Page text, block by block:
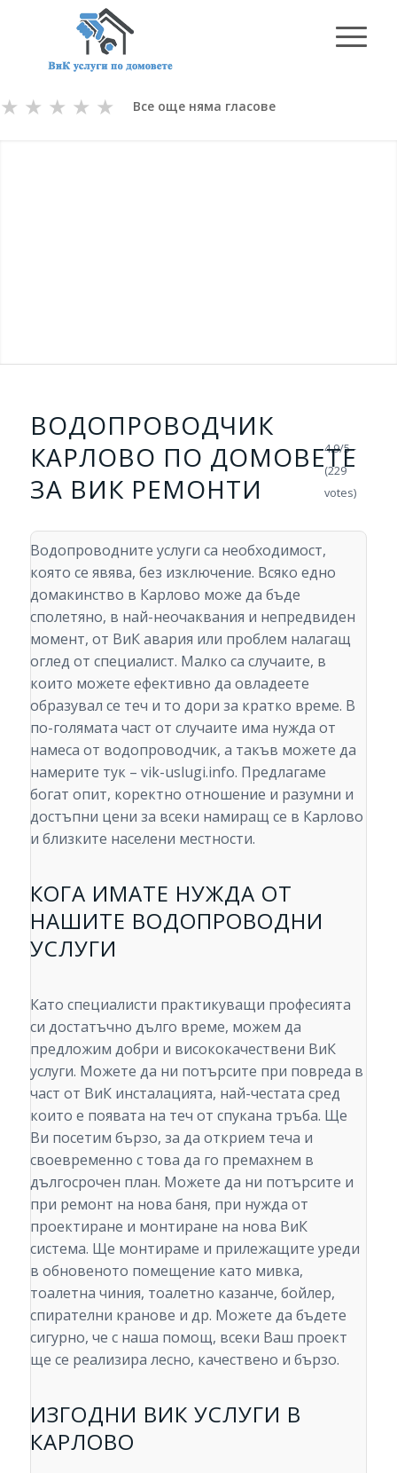
★
★
★
★
★ Все още няма гласове
ВОДОПРОВОДЧИК
КАРЛОВО ПО ДОМОВЕТЕ
ЗА ВИК РЕМОНТИ
Водопроводните услуги са необходимост,
която се явява, без изключение. Всяко едно
домакинство в Карлово може да бъде
сполетяно, в най-неочаквания и непредвиден
момент, от ВиК авария или проблем налагащ
оглед от специалист. Малко са случаите, в
които можете ефективно да овладеете
образувал се теч и то дори за кратко време. В
по-голямата част от случаите има нужда от
намеса от водопроводчик, а такъв можете да
намерите тук – vik-uslugi.info. Предлагаме
богат опит, коректно отношение и разумни и
достъпни цени за всеки намиращ се в Карлово
и близките населени местности.
КОГА ИМАТЕ НУЖДА ОТ
НАШИТЕ ВОДОПРОВОДНИ
УСЛУГИ
Като специалисти практикуващи професията
си достатъчно дълго време, можем да
предложим добри и висококачествени ВиК
услуги. Можете да ни потърсите при повреда в
част от ВиК инсталацията, най-честата сред
които е появата на теч от спукана тръба. Ще
Ви посетим бързо, за да открием теча и
своевременно с това да го премахнем в
дългосрочен план. Можете да ни потърсите и
при ремонт на нова баня, при нужда от
проектиране и монтиране на нова ВиК
система. Ще монтираме и прилежащите уреди
в обновеното помещение като мивка,
тоалетна чиния, тоалетно казанче, бойлер,
спирателни кранове и др. Можете да бъдете
сигурно, че с наша помощ, всеки Ваш проект
ще се реализира лесно, качествено и бързо.
ИЗГОДНИ ВИК УСЛУГИ В
КАРЛОВО
4.9/5 -
(229
votes)